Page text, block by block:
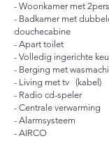
- Woonkamer met
- Badkamer met
douchecabine
- Apart toilet
- Volledig ingerichte
- Berging met
- Living met tv (kabel)
- Radio cd-speler
- Centrale verwarming
- Alarmsysteem
- AIRCO